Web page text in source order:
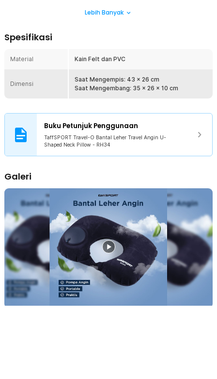
Bangun Tidur Tanpa Pegal
Bentuk U membuat seluruh bagian leher tertopang sempurna.
Tidur dengan rasa nyaman dengan dukungan bantal yang
perjalanan.
dibekali mekanisme yang mampu mengisi angin sendiri hanya
dengan menekan pompa bulat di salah satu sisinya.
Lipat Lebih Hemat Ruang
Ukurannya saat terlipat hanya sebesar telapak tangan.
Masukkan ke dalam tas tanpa menghabiskan ruang.
Penggunaan Anti Ribet
Buka bantal yang terlipat, lalu buka penutup pompa. Tekan-
tekan beberapa saat hingga penuh. Anda pun bisa
menggunakan bantal travel ergonomis untuk tidur dalam waktu
singkat.
Kelengkapan Produk
Rincian yang Anda dapatkan untuk pembelian produk ini:
1 x TaffSPORT Travel-O Bantal Leher Travel Angin U-Shaped
Neck Pillow - RH34
Lebih Banyak
Spesifikasi
Material Kain Felt dan PVC
Dimensi
Saat Mengempis: 43 x 26 cm
Saat Mengembang: 35 x 26 x 10 cm
Buku Petunjuk Penggunaan
TaffSPORT Travel-O Bantal Leher Travel Angin U-
Shaped Neck Pillow - RH34
Galeri